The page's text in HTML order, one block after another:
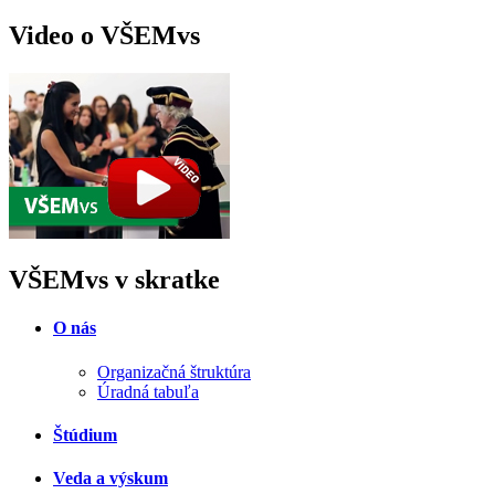
Video o VŠEMvs
VŠEMvs v skratke
O nás
Organizačná štruktúra
Úradná tabuľa
Štúdium
Veda a výskum